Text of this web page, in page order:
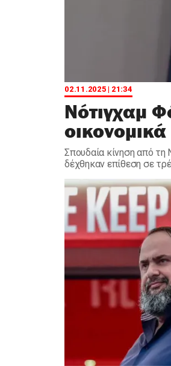
02.11.2025 | 21:34
Νότιγχαμ
Σπουδαία κίνηση από
δέχθηκαν επίθεση σε